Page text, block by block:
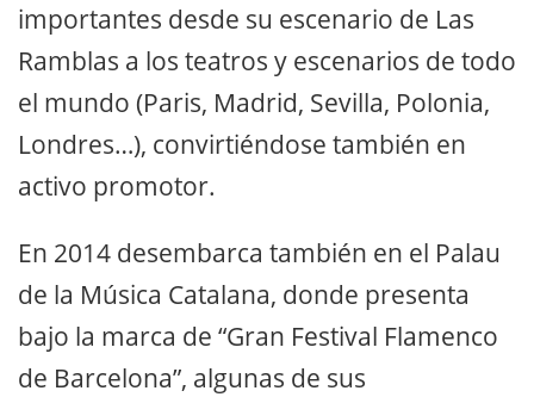
importantes desde su escenario de Las
Ramblas a los teatros y escenarios de todo
el mundo (Paris, Madrid, Sevilla, Polonia,
Londres…), convirtiéndose también en
activo promotor.
En 2014 desembarca también en el Palau
de la Música Catalana, donde presenta
bajo la marca de “Gran Festival Flamenco
de Barcelona”, algunas de sus